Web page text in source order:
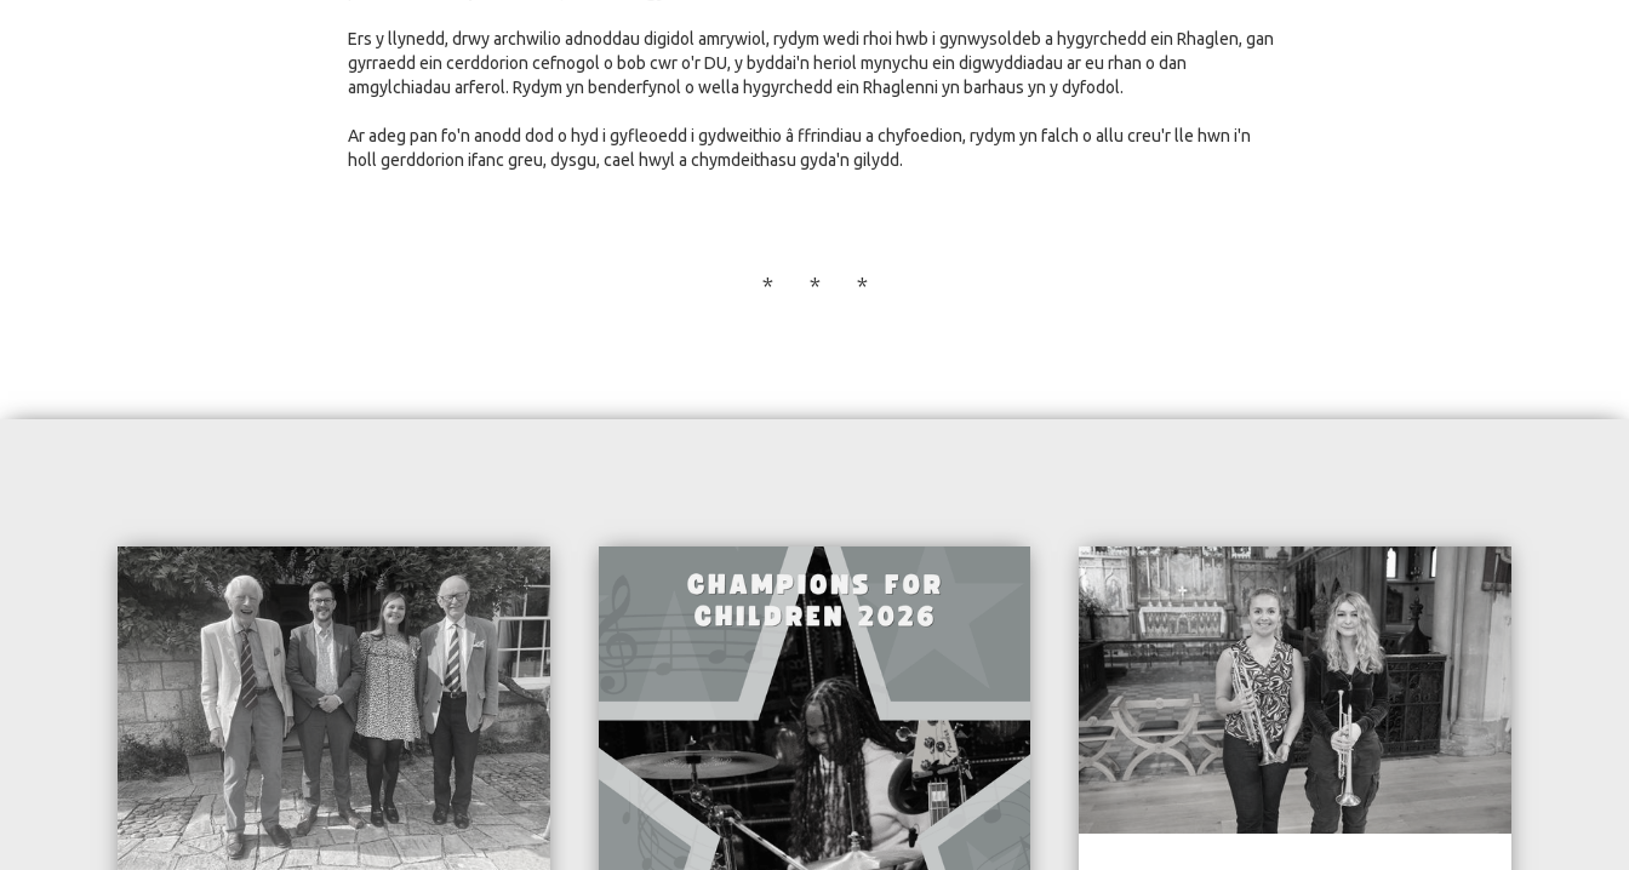
Ers y llynedd, drwy archwilio adnoddau digidol amrywiol, rydym wedi rhoi hwb i gynwysoldeb a hygyrchedd ein Rhaglen, gan
gyrraedd ein cerddorion cefnogol o bob cwr o'r DU, y byddai'n heriol mynychu ein digwyddiadau ar eu rhan o dan
amgylchiadau arferol. Rydym yn benderfynol o wella hygyrchedd ein Rhaglenni yn barhaus yn y dyfodol.
Ar adeg pan fo'n anodd dod o hyd i gyfleoedd i gydweithio â ffrindiau a chyfoedion, rydym yn falch o allu creu'r lle hwn i'n
holl gerddorion ifanc greu, dysgu, cael hwyl a chymdeithasu gyda'n gilydd.
* * *